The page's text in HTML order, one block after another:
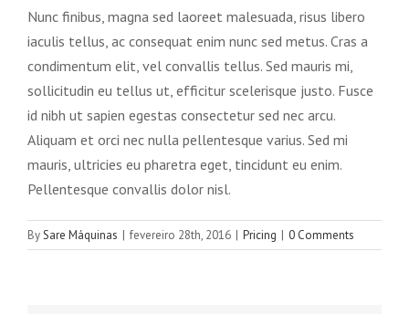
Nunc finibus, magna sed laoreet malesuada, risus libero
iaculis tellus, ac consequat enim nunc sed metus. Cras a
condimentum elit, vel convallis tellus. Sed mauris mi,
sollicitudin eu tellus ut, efficitur scelerisque justo. Fusce
id nibh ut sapien egestas consectetur sed nec arcu.
Aliquam et orci nec nulla pellentesque varius. Sed mi
mauris, ultricies eu pharetra eget, tincidunt eu enim.
Pellentesque convallis dolor nisl.
BySare Máquinas | fevereiro 28th, 2016 | Pricing | 0 Comments